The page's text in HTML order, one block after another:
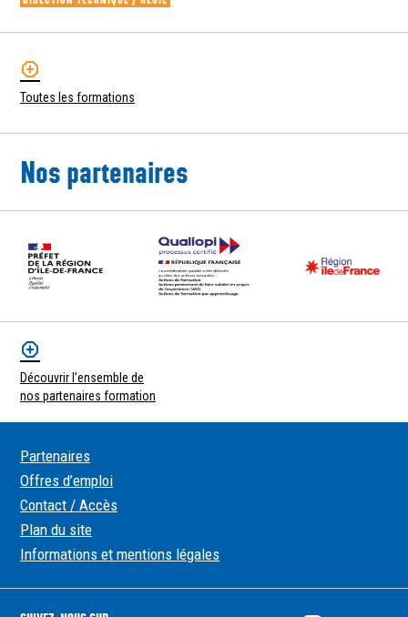
Toutes les formations
Nos partenaires
Découvrir l’ensemble de
nos partenaires formation
Partenaires
Offres d’emploi
Contact / Accès
Plan du site
Informations et mentions légales